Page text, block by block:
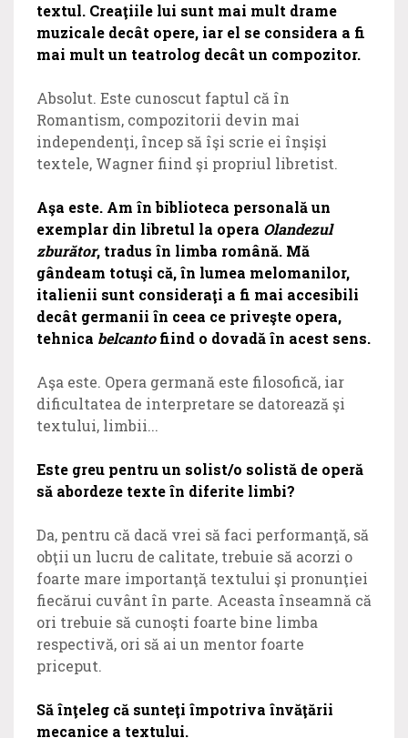
textul. Creaţiile lui sunt mai mult drame
muzicale decât opere, iar el se considera a fi
mai mult un teatrolog decât un compozitor.
Absolut. Este cunoscut faptul că în
Romantism, compozitorii devin mai
independenţi, încep să îşi scrie ei înşişi
textele, Wagner fiind şi propriul libretist.
Aşa este. Am în biblioteca personală un
exemplar din libretul la opera Olandezul
zburător, tradus în limba română. Mă
gândeam totuşi că, în lumea melomanilor,
italienii sunt consideraţi a fi mai accesibili
decât germanii în ceea ce priveşte opera,
tehnica belcantofiind o dovadă în acest sens.
Aşa este. Opera germană este filosofică, iar
dificultatea de interpretare se datorează şi
textului, limbii...
Este greu pentru un solist/o solistă de operă
să abordeze texte în diferite limbi?
Da, pentru că dacă vrei să faci performanţă, să
obţii un lucru de calitate, trebuie să acorzi o
foarte mare importanţă textului şi pronunţiei
fiecărui cuvânt în parte. Aceasta înseamnă că
ori trebuie să cunoşti foarte bine limba
respectivă, ori să ai un mentor foarte
priceput.
Să înţeleg că sunteţi împotriva învăţării
mecanice a textului.